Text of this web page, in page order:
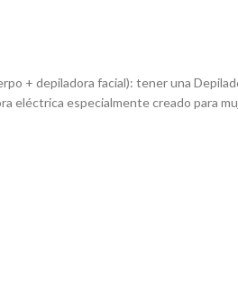
+ depiladora facial): tener una
eléctrica especialmente creado para